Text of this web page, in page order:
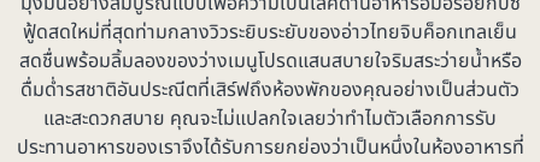
ฟู้ดสดใหม่ที่สุดท่ามกลางวิวระยิบระยับของอ่าวไทยจิบค็อกเทลเย็น
สดชื่นพร้อมลิ้มลองของว่างเมนูโปรดแสนสบายใจริมสระว่ายน้ำหรือ
ดื่มด่ำรสชาติอันประณีตที่เสิร์ฟถึงห้องพักของคุณอย่างเป็นส่วนตัว
และสะดวกสบาย คุณจะไม่แปลกใจเลยว่าทำไมตัวเลือกการรับ
ประทานอาหารของเราจึงได้รับการยกย่องว่าเป็นหนึ่งในห้องอาหารที่